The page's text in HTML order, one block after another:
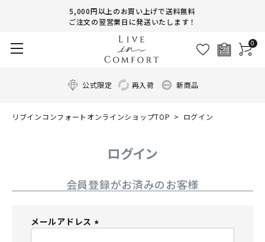
5,000円以上のお買い上げで送料無料
ご注文の翌営業日に発送いたします！
0
公式限定 再入荷 新商品
リブインコンフォートオンラインショップTOP ログイン
ログイン
会員登録がお済みのお客様
メールアドレス